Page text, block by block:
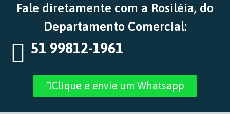
Fale diretamente com a Rosiléia, do
Departamento Comercial:
51 99812-1961
Clique e envie um Whatsapp